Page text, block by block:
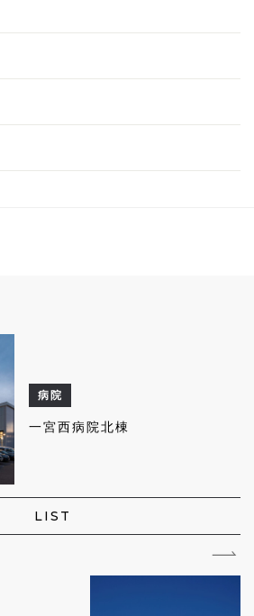
病院
一宮西病院北棟
LIST